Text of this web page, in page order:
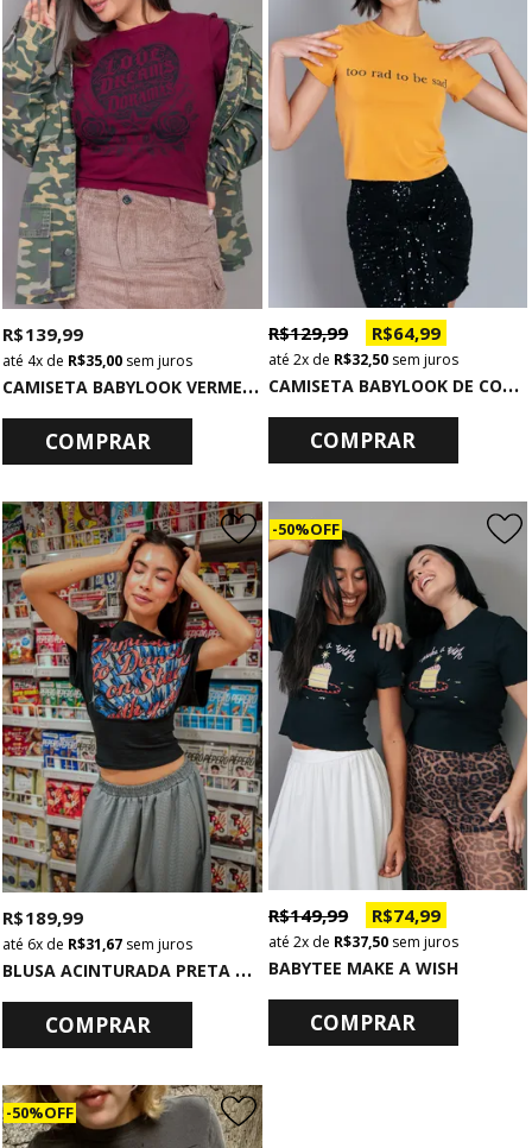
C
AMISETA BABYLOOK VERMELHA LOVE DREAMS
R$ 139,99
4x de R$ 35,00 sem juros
COMPRAR
C
AMISETA BABYLOOK DE COTTON OCRE TOO RAD
R$ 129,99 R$ 64,99
2xde R$ 32,50sem juros
COMPRAR
B
LUSA ACINTURADA PRETA PERMISSION
R$ 189,99
6x de R$ 31,67 sem juros
COMPRAR
50% OFF
BABYTEE MAKE A WISH
R$ 149,99 R$ 74,99
2xde R$ 37,50sem juros
COMPRAR
50% OFF